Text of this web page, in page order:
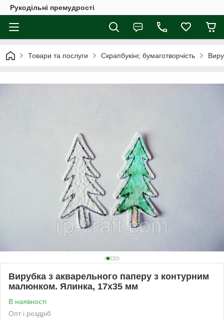
Рукодільні премудрості
Товари та послуги Скрапбукінг, бумаготворчість
Вирубка з акварельного паперу з контурним
малюнком. Ялинка, 17х35 мм
В наявності
Опт і роздріб